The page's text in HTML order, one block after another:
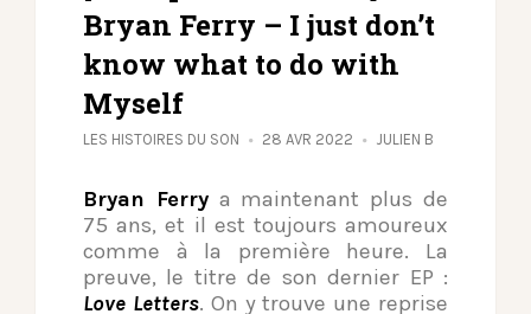
Bryan Ferry – I just don’t
know what to do with
Myself
LES HISTOIRES DU SON 28 AVR 2022 JULIEN B
Bryan Ferrya maintenant plus de
75 ans, et il est toujours amoureux
comme à la première heure. La
preuve, le titre de son dernier EP :
Love Letters. On y trouve une reprise